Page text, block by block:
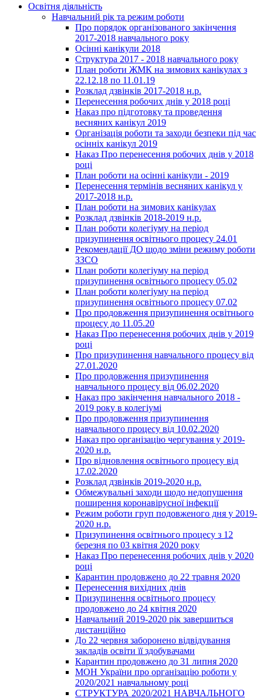
Освітня діяльність
Навчальний рік та режим роботи
Про порядок організованого закінчення
2017-2018 навчального року
Осінні канікули 2018
Структура 2017 - 2018 навчального року
План роботи ЖМК на зимових канікулах з
22.12.18 по 11.01.19
Розклад дзвінків 2017-2018 н.р.
Перенесення робочих днів у 2018 році
Наказ про підготовку та проведення
весняних канікул 2019
Організація роботи та заходи безпеки під час
осінніх канікул 2019
Наказ Про перенесення робочих днів у 2018
році
План роботи на осінні канікули - 2019
Перенесення термінів весняних канікул у
2017-2018 н.р.
План роботи на зимових канікулах
Розклад дзвінків 2018-2019 н.р.
План роботи колегіуму на період
призупинення освітнього процесу 24.01
Рекомендації ДО щодо зміни режиму роботи
ЗЗСО
План роботи колегіуму на період
призупинення освітнього процесу 05.02
План роботи колегіуму на період
призупинення освітнього процесу 07.02
Про продовження призупинення освітнього
процесу до 11.05.20
Наказ Про перенесення робочих днів у 2019
році
Про призупинення навчального процесу від
27.01.2020
Про продовження призупинення
навчального процесу від 06.02.2020
Наказ про закінчення навчального 2018 -
2019 року в колегіумі
Про продовження призупинення
навчального процесу від 10.02.2020
Наказ про організацію чергування у 2019-
2020 н.р.
Про відновлення освітнього процесу від
17.02.2020
Розклад дзвінків 2019-2020 н.р.
Обмежувальні заходи щодо недопушення
поширення коронавірусної інфекції
Режим роботи груп подовженого дня у 2019-
2020 н.р.
Призупинення освітнього процесу з 12
березня по 03 квітня 2020 року
Наказ Про перенесення робочих днів у 2020
році
Карантин продовжено до 22 травня 2020
Перенесення вихідних днів
Призупинення освітнього процесу
продовжено до 24 квітня 2020
Навчальний 2019-2020 рік завершиться
дистанційно
До 22 червня заборонено відвідування
закладів освіти її здобувачами
Карантин продовжено до 31 липня 2020
МОН України про організацію роботи у
2020/2021 навчальному році
СТРУКТУРА 2020/2021 НАВЧАЛЬНОГО